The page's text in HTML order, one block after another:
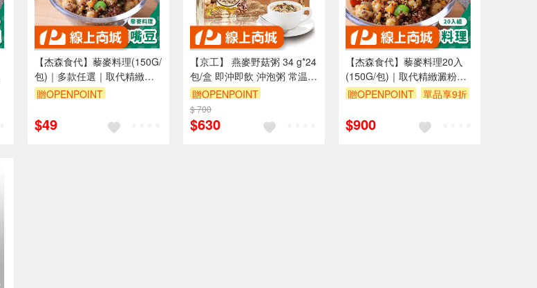
【杰森食代】藜麥料理(150G/
包)｜多款任選｜取代精緻澱
粉的首選｜豐富口感讓人愛不
贈OPENPOINT
$49
【京工】 燕麥野菇粥 34 g*24
包/盒 即沖即飲 沖泡粥 常温
五辛素
贈OPENPOINT
$ 700
$630
【杰森食代】藜麥料理20入
(150G/包)｜取代精緻澱粉的
首選｜豐富口感讓人愛不釋手
贈OPENPOINT 單品享9折
$900